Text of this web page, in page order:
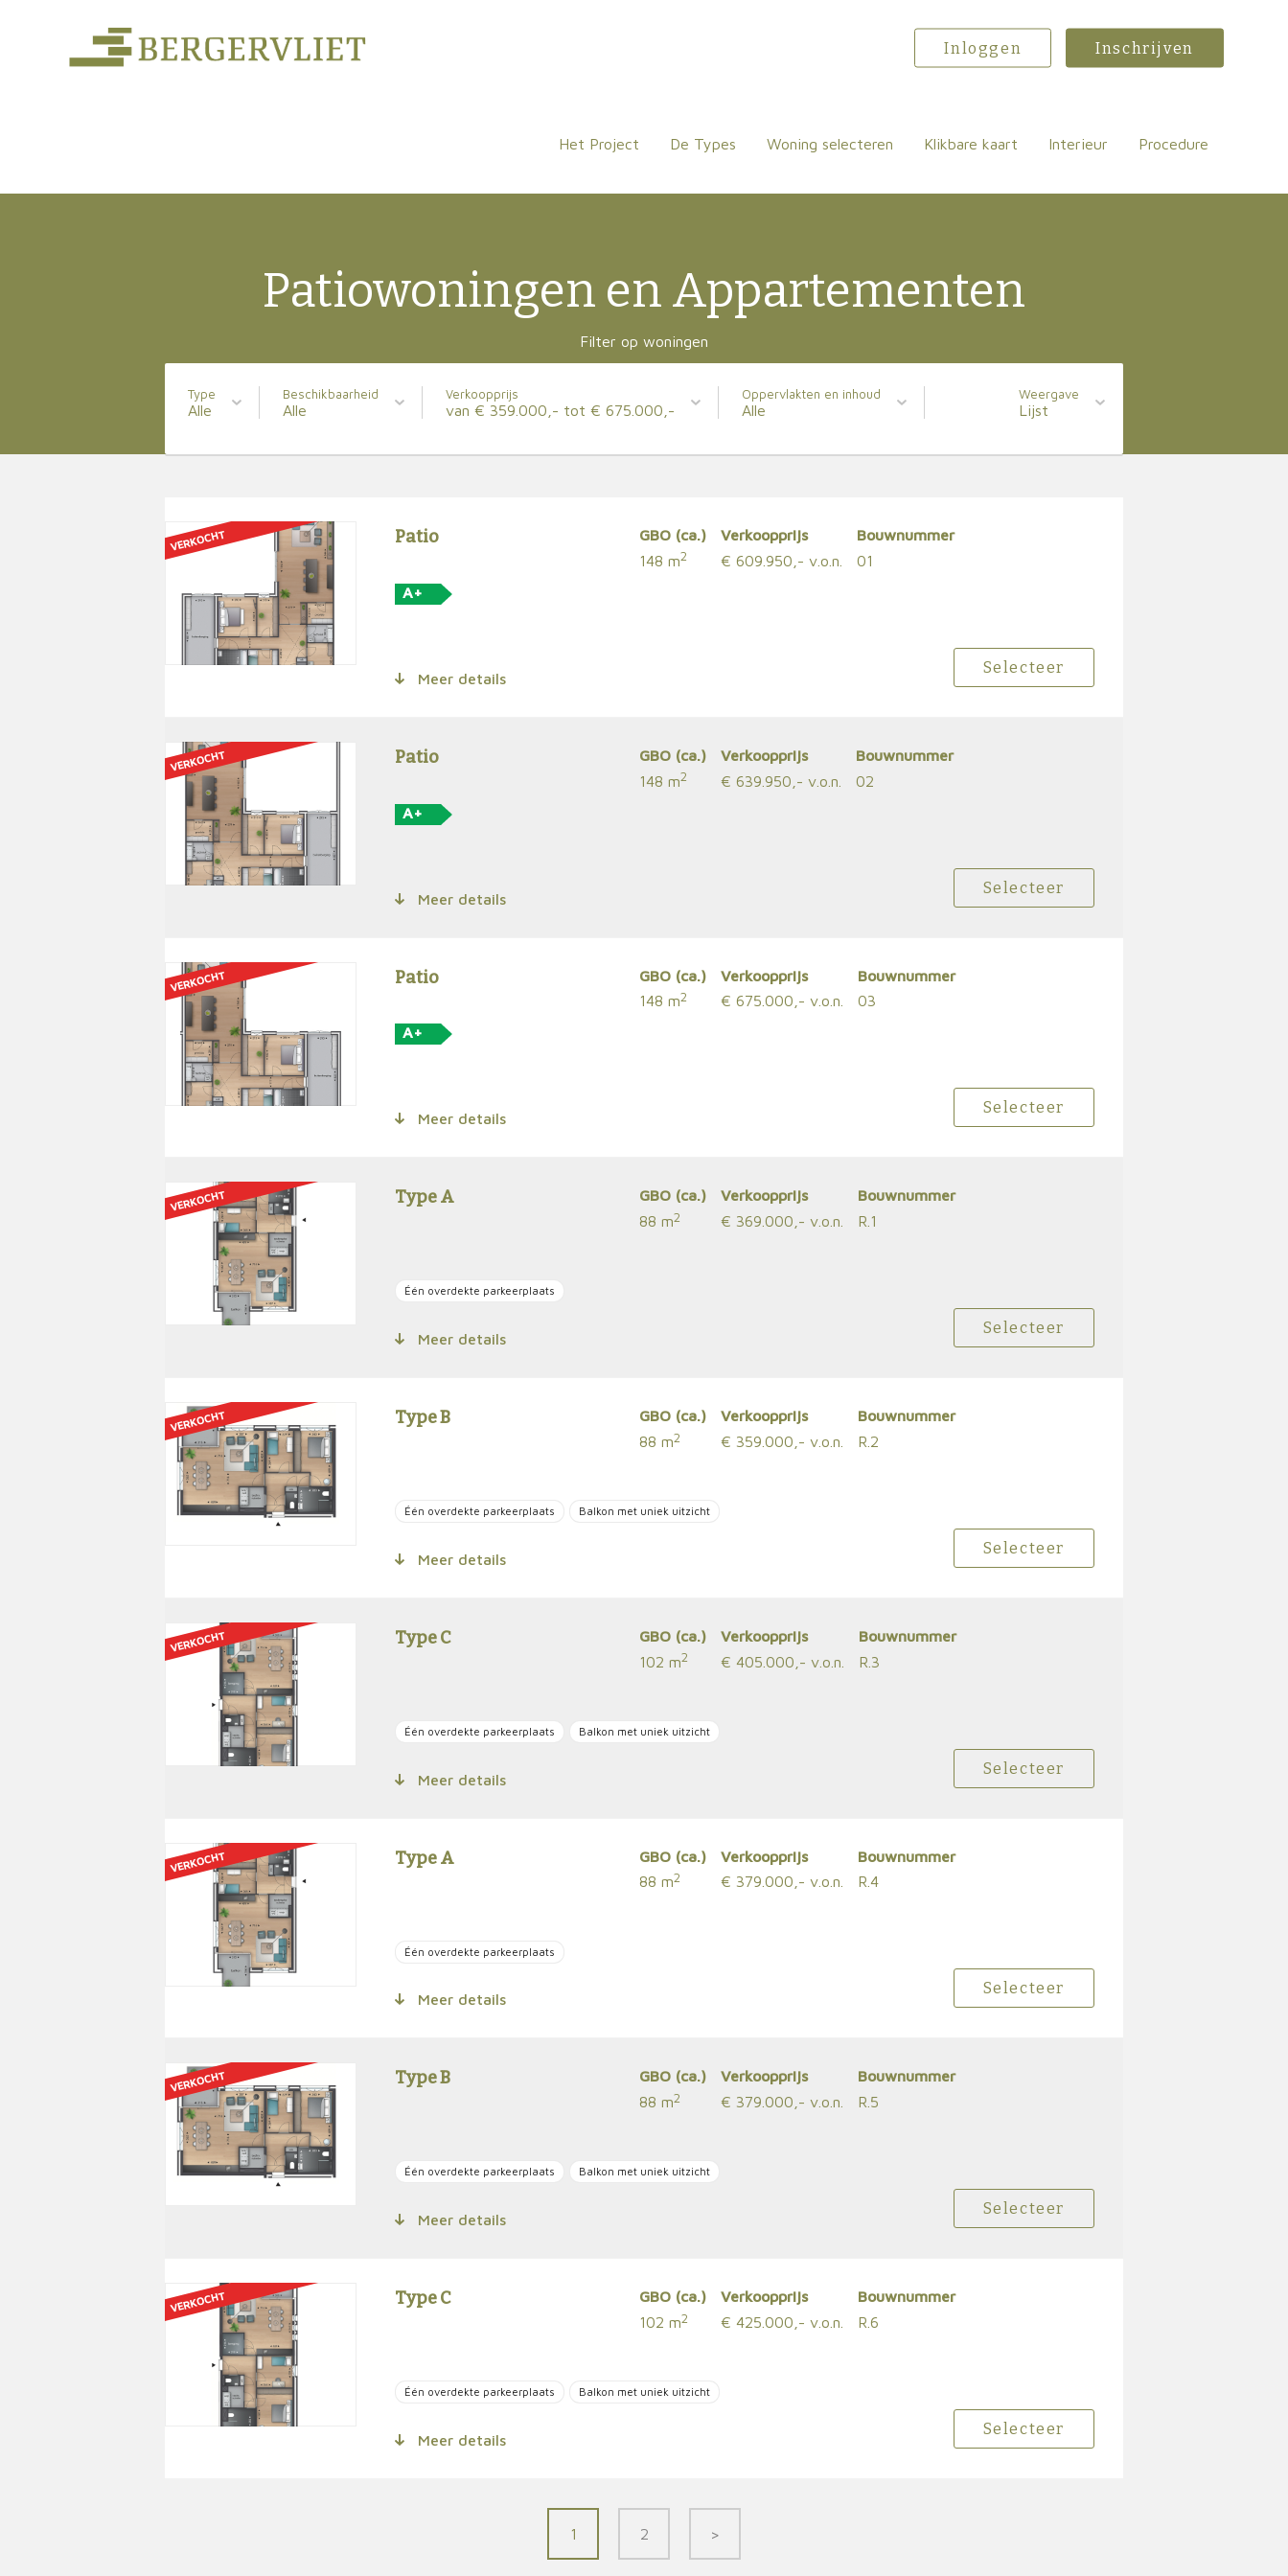
Inloggen Inschrijven
Het Project De Types Woning selecteren Klikbare kaart Interieur Procedure
Patiowoningen en Appartementen
Filter op woningen
Type
Alle
Beschikbaarheid
Alle
Verkoopprijs
van € 359.000,- tot € 675.000,-
Oppervlakten en inhoud
Alle
Weergave
Lijst
VERKOCHT Patio
GBO (ca.)
148 m2
Verkoopprijs
€ 609.950,- v.o.n.
Bouwnummer
01
A+
Meer details
Selecteer
VERKOCHT Patio
GBO (ca.)
148 m2
Verkoopprijs
€ 639.950,- v.o.n.
Bouwnummer
02
A+
Meer details
Selecteer
VERKOCHT Patio
GBO (ca.)
148 m2
Verkoopprijs
€ 675.000,- v.o.n.
Bouwnummer
03
A+
Meer details
Selecteer
VERKOCHT Type A
GBO (ca.)
88 m2
Verkoopprijs
€ 369.000,- v.o.n.
Bouwnummer
R.1
Één overdekte parkeerplaats
Meer details
Selecteer
VERKOCHT Type B
GBO (ca.)
88 m2
Verkoopprijs
€ 359.000,- v.o.n.
Bouwnummer
R.2
Één overdekte parkeerplaats Balkon met uniek uitzicht
Meer details
Selecteer
VERKOCHT Type C
GBO (ca.)
102 m2
Verkoopprijs
€ 405.000,- v.o.n.
Bouwnummer
R.3
Één overdekte parkeerplaats Balkon met uniek uitzicht
Meer details
Selecteer
VERKOCHT Type A
GBO (ca.)
88 m2
Verkoopprijs
€ 379.000,- v.o.n.
Bouwnummer
R.4
Één overdekte parkeerplaats
Meer details
Selecteer
VERKOCHT Type B
GBO (ca.)
88 m2
Verkoopprijs
€ 379.000,- v.o.n.
Bouwnummer
R.5
Één overdekte parkeerplaats Balkon met uniek uitzicht
Meer details
Selecteer
VERKOCHT Type C
GBO (ca.)
102 m2
Verkoopprijs
€ 425.000,- v.o.n.
Bouwnummer
R.6
Één overdekte parkeerplaats Balkon met uniek uitzicht
Meer details
Selecteer
1 2 >